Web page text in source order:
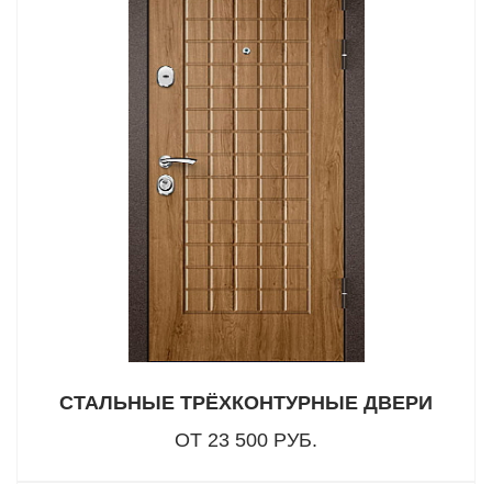
СТАЛЬНЫЕ ТРЁХКОНТУРНЫЕ ДВЕРИ
ОТ 23 500 РУБ.